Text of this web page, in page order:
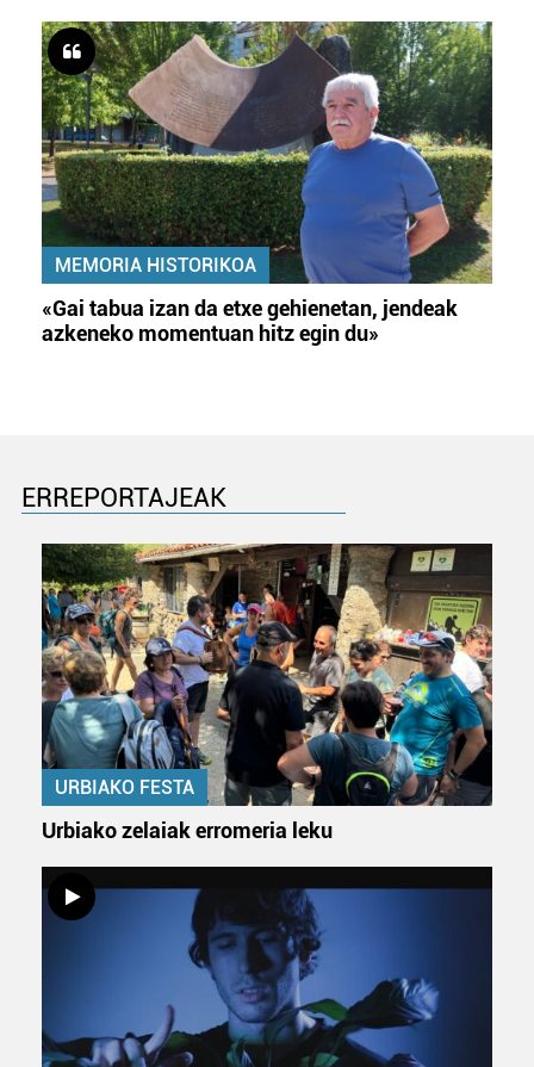
MEMORIA HISTORIKOA
«Gai tabua izan da etxe gehienetan, jendeak
azkeneko momentuan hitz egin du»
ERREPORTAJEAK
URBIAKO FESTA
Urbiako zelaiak erromeria leku